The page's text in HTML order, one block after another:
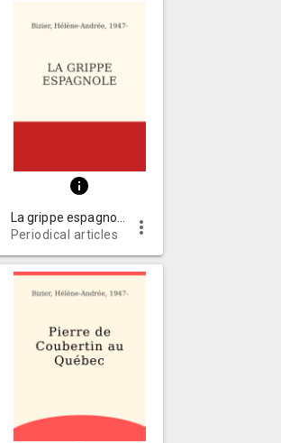
info
Periodical articles
more_vert